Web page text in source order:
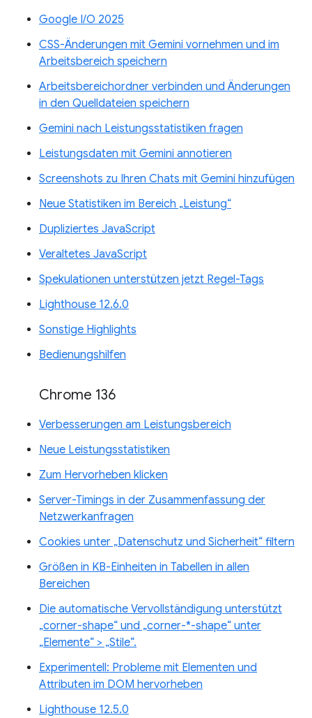
Google I/O 2025
CSS-Änderungen mit Gemini vornehmen und im
Arbeitsbereich speichern
Arbeitsbereichordner verbinden und Änderungen
in den Quelldateien speichern
Gemini nach Leistungsstatistiken fragen
Leistungsdaten mit Gemini annotieren
Screenshots zu Ihren Chats mit Gemini hinzufügen
Neue Statistiken im Bereich „Leistung“
Dupliziertes JavaScript
Veraltetes JavaScript
Spekulationen unterstützen jetzt Regel-Tags
Lighthouse 12.6.0
Sonstige Highlights
Bedienungshilfen
Chrome 136
Verbesserungen am Leistungsbereich
Neue Leistungsstatistiken
Zum Hervorheben klicken
Server-Timings in der Zusammenfassung der
Netzwerkanfragen
Cookies unter „Datenschutz und Sicherheit“ filtern
Größen in KB-Einheiten in Tabellen in allen
Bereichen
Die automatische Vervollständigung unterstützt
„corner-shape“ und „corner-*-shape“ unter
„Elemente“ > „Stile“.
Experimentell: Probleme mit Elementen und
Attributen im DOM hervorheben
Lighthouse 12.5.0